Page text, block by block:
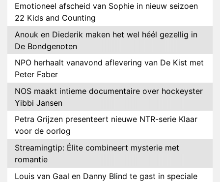
Emotioneel afscheid van Sophie in nieuw seizoen
22 Kids and Counting
Anouk en Diederik maken het wel héél gezellig in
De Bondgenoten
NPO herhaalt vanavond aflevering van De Kist met
Peter Faber
NOS maakt intieme documentaire over hockeyster
Yibbi Jansen
Petra Grijzen presenteert nieuwe NTR-serie Klaar
voor de oorlog
Streamingtip: Élite combineert mysterie met
romantie
Louis van Gaal en Danny Blind te gast in speciale